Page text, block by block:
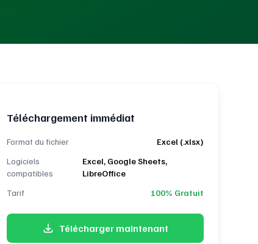
Téléchargement immédiat
Format du fichier
Excel (.xlsx)
Logiciels
compatibles
Excel, Google Sheets,
LibreOffice
Tarif
100% Gratuit
Télécharger maintenant